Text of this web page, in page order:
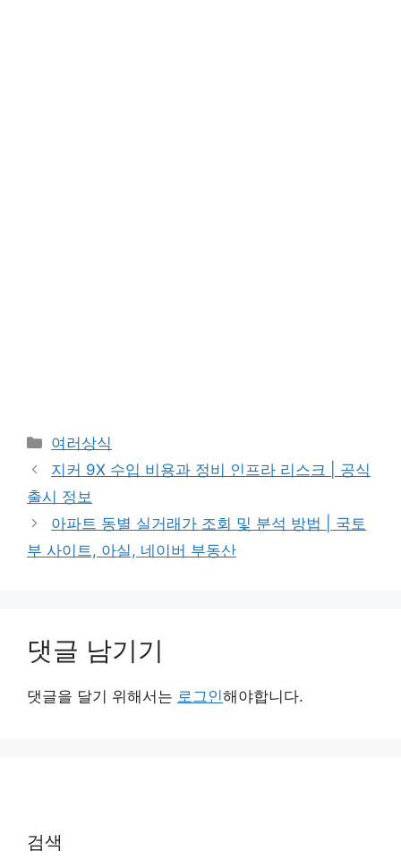
카
테
고
리
여러상식
지커 9X 수입 비용과 정비 인프라 리스크 | 공식
출시 정보
아파트 동별 실거래가 조회 및 분석 방법 | 국토
부 사이트, 아실, 네이버 부동산
댓글 남기기
댓글을 달기 위해서는 로그인해야합니다.
검색